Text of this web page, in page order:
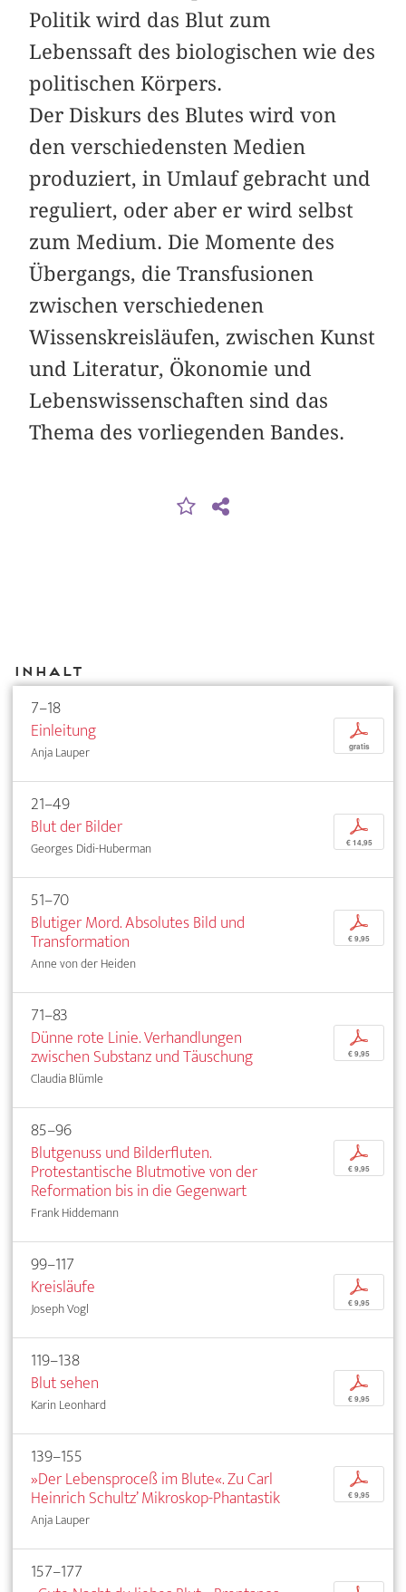
Politik wird das Blut zum
Lebenssaft des biologischen wie des
politischen Körpers.
Der Diskurs des Blutes wird von
den verschiedensten Medien
produziert, in Umlauf gebracht und
reguliert, oder aber er wird selbst
zum Medium. Die Momente des
Übergangs, die Transfusionen
zwischen verschiedenen
Wissenskreisläufen, zwischen Kunst
und Literatur, Ökonomie und
Lebenswissenschaften sind das
Thema des vorliegenden Bandes.
Inhalt
7–18
Einleitung
Anja Lauper
p
gratis
21–49
Blut der Bilder
Georges Didi-Huberman
p
€ 14,95
51–70
Blutiger Mord. Absolutes Bild und
Transformation
Anne von der Heiden
p
€ 9,95
71–83
Dünne rote Linie. Verhandlungen
zwischen Substanz und Täuschung
Claudia Blümle
p
€ 9,95
85–96
Blutgenuss und Bilderfluten.
Protestantische Blutmotive von der
Reformation bis in die Gegenwart
Frank Hiddemann
p
€ 9,95
99–117
Kreisläufe
Joseph Vogl
p
€ 9,95
119–138
Blut sehen
Karin Leonhard
p
€ 9,95
139–155
»Der Lebensproceß im Blute«. Zu Carl
Heinrich Schultz’ Mikroskop-Phantastik
Anja Lauper
p
€ 9,95
157–177